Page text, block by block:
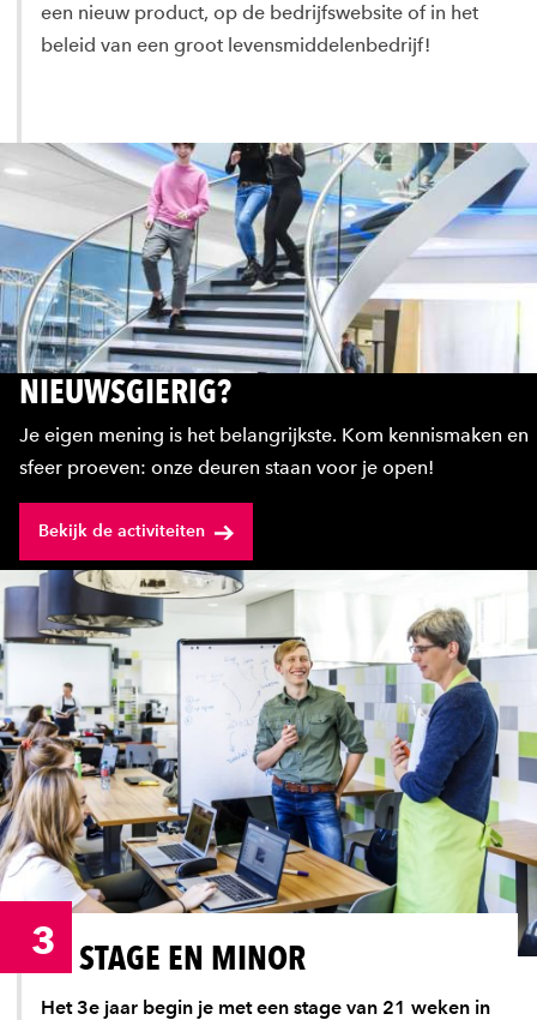
een nieuw product, op de bedrijfswebsite of in het
beleid van een groot levensmiddelenbedrijf!
NIEUWSGIERIG?
Je eigen mening is het belangrijkste. Kom kennismaken en
sfeer proeven: onze deuren staan voor je open!
Bekijk de activiteiten
STAGE EN MINOR
Het 3e jaar begin je met een stage van 21 weken in
3